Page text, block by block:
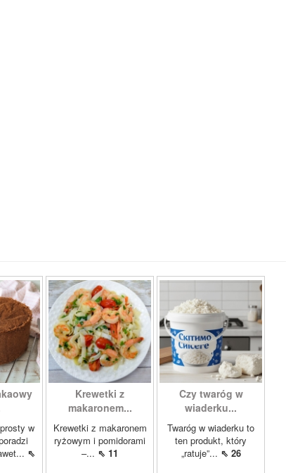
w
⇖
Krewetki z
makaronem...
Krewetki z makaronem
ryżowym i pomidorami
–... ⇖ 11
Czy twaróg w
wiaderku...
Twaróg w wiaderku to
ten produkt, który
„ratuje”... ⇖ 26